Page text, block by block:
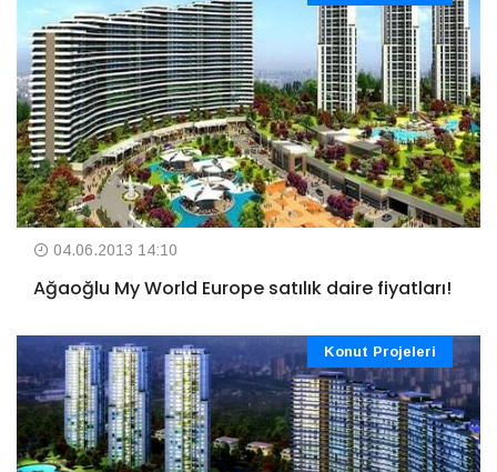
04.06.2013 14:10
Ağaoğlu My World Europe satılık daire fiyatları!
Konut Projeleri